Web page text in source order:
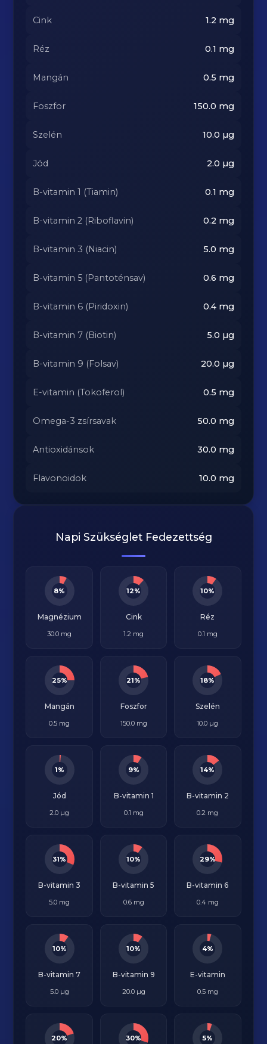
Cink 1.2 mg
Réz 0.1 mg
Mangán 0.5 mg
Foszfor 150.0 mg
Szelén 10.0 µg
Jód 2.0 µg
B-vitamin 1 (Tiamin) 0.1 mg
B-vitamin 2 (Riboflavin) 0.2 mg
B-vitamin 3 (Niacin) 5.0 mg
B-vitamin 5 (Pantoténsav) 0.6 mg
B-vitamin 6 (Piridoxin) 0.4mg
B-vitamin 7 (Biotin) 5.0 µg
B-vitamin 9 (Folsav) 20.0 µg
E-vitamin (Tokoferol) 0.5 mg
Omega-3 zsírsavak 50.0 mg
Antioxidánsok 30.0 mg
Flavonoidok 10.0 mg
Napi Szükséglet Fedezettség
8%
Magnézium
30.0 mg
12%
Cink
1.2 mg
10%
Réz
0.1 mg
25%
Mangán
0.5 mg
21%
Foszfor
150.0 mg
18%
Szelén
10.0 µg
1%
Jód
2.0 µg
9%
B-vitamin 1
0.1 mg
14%
B-vitamin 2
0.2 mg
31%
B-vitamin 3
5.0 mg
10%
B-vitamin 5
0.6 mg
29%
B-vitamin 6
0.4 mg
10%
B-vitamin 7
5.0 µg
10%
B-vitamin 9
20.0 µg
4%
E-vitamin
0.5 mg
20% 30% 5%